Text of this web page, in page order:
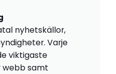
nyhetskällor,
Varje
viktigaste
webb samt